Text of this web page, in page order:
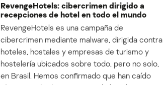
RevengeHotels: cibercrimen dirigido a
recepciones de hotel en todo el mundo
RevengeHotels es una campaña de
cibercrimen mediante malware, dirigida contra
hoteles, hostales y empresas de turismo y
hostelería ubicados sobre todo, pero no solo,
en Brasil. Hemos confirmado que han caído